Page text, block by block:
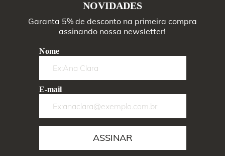
NOVIDADES
Garanta 5% de desconto na primeira compra
assinando nossa newsletter!
Nome
E-mail
ASSINAR